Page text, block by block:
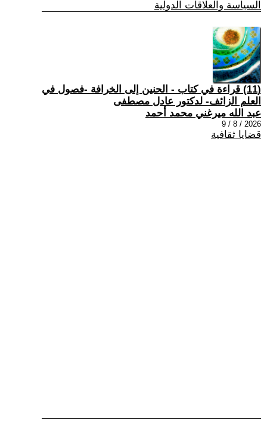
السياسة والعلاقات الدولية
(11) قراءة في كتاب - الحنين إلى الخرافة -فصول في
العلم الزائف- لدكتور عادل مصطفى
عبد الله ميرغني محمد أحمد
2026 / 8 / 9
قضايا ثقافية